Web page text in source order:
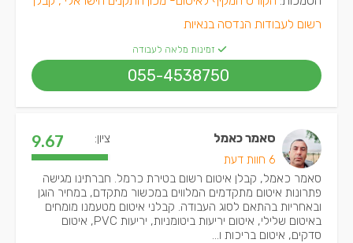
רשום לעבודות הנדסה בנאיות
זמינות מלאה לעבודה
055-4538750
סאמר כאמל
6 חוות דעת
ציון: 9.67
סאמר כאמל, קבלן איטום רשום בטירת כרמל. חברתינו מגישה
פתרונות איטום מתקדמים המלווים במכשור מתקדם, במחיר הוגן
ובאחריות בהתאם לסוג העבודה. קבלני איטום מטעמנו מומחים
באיטום שלילי, איטום יריעות ביטומניות, יריעות PVC, איטום
סדקים, איטום בריכות ו...